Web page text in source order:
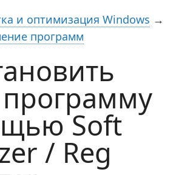
и оптимизация Windows →
программ
Soft
/ Reg